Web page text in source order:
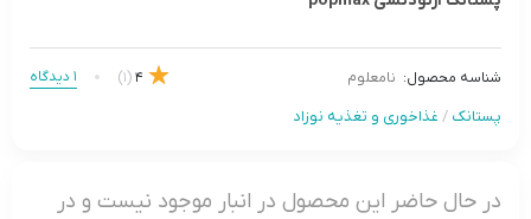
شناسه محصول: نامعلوم 4
(1) 1 دیدگاه
پستانک / غذاخوری و تغذیه نوزاد
در حال حاضر این محصول در انبار موجود نیست و در